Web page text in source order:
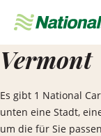
überspringen
Vermont
Es gibt 1 National
unten eine Stadt,
um die für Sie